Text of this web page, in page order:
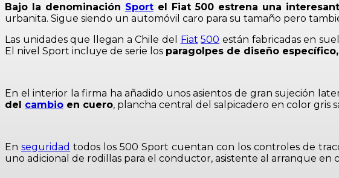
Bajo la denominación Sportel Fiat 500 estrena una
urbanita. Sigue siendo un automóvil caro para su tamaño pero
Las unidades que llegan a Chile del Fiat 500 están fabricadas en
El nivel Sport incluye de serie los paragolpes de diseño específico,
En el interior la firma ha añadido unos asientos de gran sujeción
del cambio en cuero, plancha central del salpicadero en color gris
Enseguridad todos los 500 Sport cuentan con los controles de
uno adicional de rodillas para el conductor, asistente al arranque en